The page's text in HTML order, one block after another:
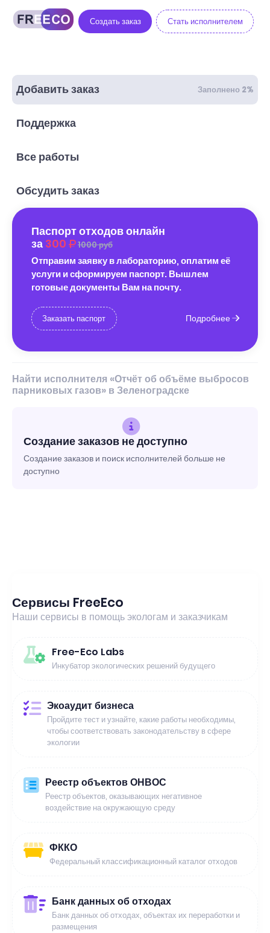
Создать заказ Стать исполнителем
Добавить заказ Заполнено 2%
Поддержка
Все работы
Обсудить заказ
Паспорт отходов онлайн
за 300 1000 руб
Отправим заявку в лабораторию, оплатим её
услуги и сформируем паспорт. Вышлем
готовые документы Вам на почту.
Заказать паспорт Подробнее
Найти исполнителя «Отчёт об объёме выбросов
парниковых газов» в Зеленоградске
Создание заказов не доступно
Создание заказов и поиск исполнителей больше не
доступно
Сервисы FreeEco
Наши сервисы в помощь экологам и заказчикам
Free-Eco Labs
Инкубатор экологических решений будущего
Экоаудит бизнеса
Пройдите тест и узнайте, какие работы необходимы,
чтобы соответствовать законодательству в сфере
экологии
Реестр объектов ОНВОС
Реестр объектов, оказывающих негативное
воздействие на окружающую среду
ФККО
Федеральный классификационный каталог отходов
Банк данных об отходах
Банк данных об отходах, объектах их переработки и
размещения